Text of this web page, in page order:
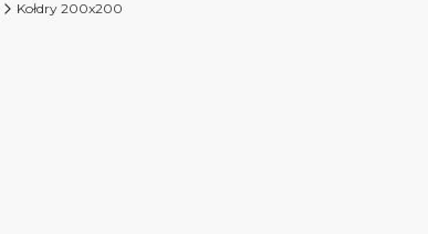
Kołdry 200x200